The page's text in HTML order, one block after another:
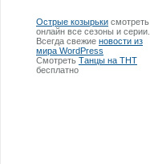
Острые козырьки смотреть
онлайн все сезоны и серии.
Всегда свежие новости из
мира WordPress
Смотреть Танцы на ТНТ
бесплатно